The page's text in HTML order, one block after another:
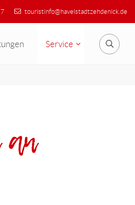
touristinfo@havelstadtzehdenick.de
Service Suche